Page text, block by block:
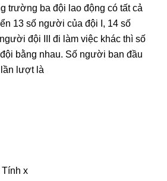
trường ba đội lao động có tất cả
13 số người của đội I, 14 số
đội III đi làm việc khác thì số
bằng nhau. Số người ban đầu
lần lượt là
Tính x